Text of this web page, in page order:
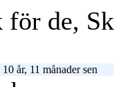
för de,
10 år, 11 månader sen